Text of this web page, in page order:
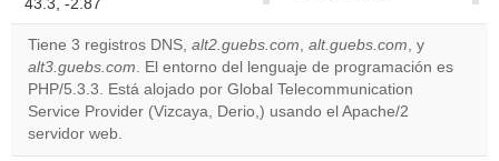
43.3, -2.87
Do you
own this
website?
OK
Tiene 3 registros DNS, alt2.guebs.com, alt.guebs.com, y
alt3.guebs.com. El entorno del lenguaje de programación es
PHP/5.3.3. Está alojado por Global Telecommunication
Service Provider (Vizcaya, Derio,) usando el Apache/2
servidor web.